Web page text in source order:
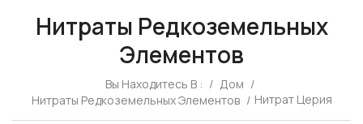
Нитраты Редкоземельных
Элементов
Вы Находитесь В : / Дом /
Нитраты Редкоземельных Элементов / Нитрат Церия